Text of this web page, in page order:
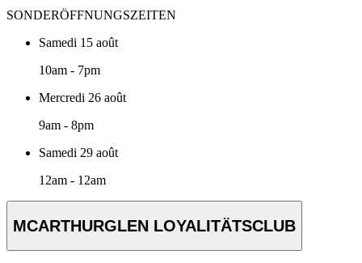
SONDERÖFFNUNGSZEITEN
Samedi 15 août
10am - 7pm
Mercredi 26 août
9am - 8pm
Samedi 29 août
12am - 12am
MCARTHURGLEN LOYALITÄTSCLUB